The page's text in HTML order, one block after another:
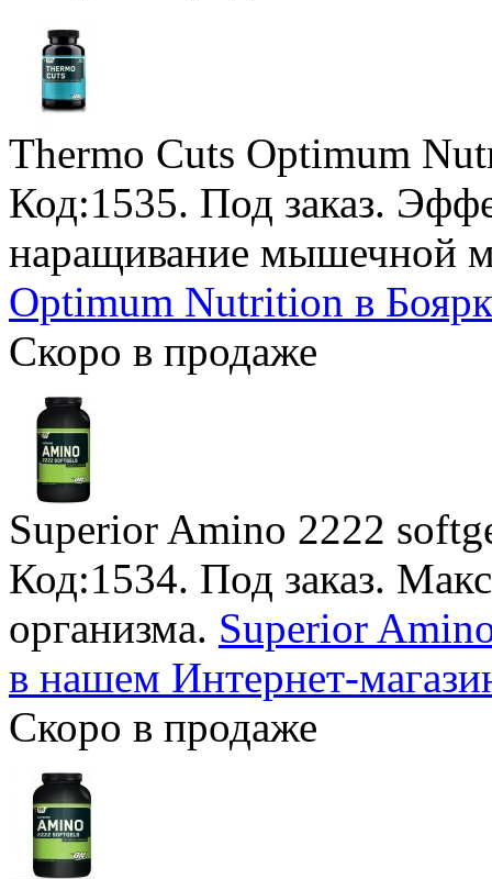
Thermo Cuts Optimum
Код:1535. Под заказ.
наращивание мышечной
Optimum Nutrition в
Скоро в продаже
Superior Amino 2222
Код:1534. Под заказ.
организма. Superior
в нашем Интернет-
Скоро в продаже